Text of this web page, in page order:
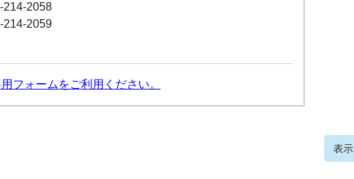
214-2058
214-2059
フォームをご利用ください。
表示